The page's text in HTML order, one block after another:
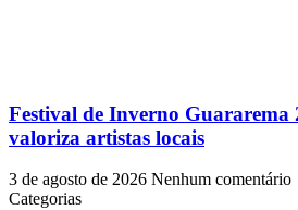
Festival de Inverno Guararema
valoriza artistas locais
3 de agosto de 2026 Nenhum comentário
Categorias